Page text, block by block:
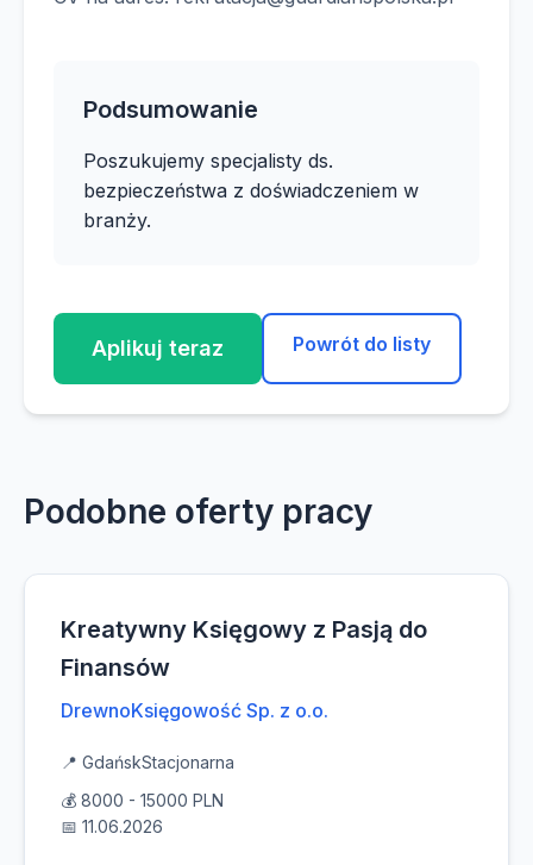
Podsumowanie
Poszukujemy specjalisty ds.
bezpieczeństwa z doświadczeniem w
branży.
Aplikuj teraz Powrót do listy
Podobne oferty pracy
Kreatywny Księgowy z Pasją do
Finansów
DrewnoKsięgowość Sp. z o.o.
📍 GdańskStacjonarna
💰 8000 - 15000 PLN
📅 11.06.2026